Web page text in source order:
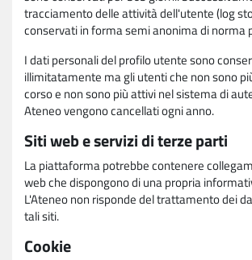
tracciamento delle attività dell'utente (log
conservati in forma semi anonima di norma
I dati personali del profilo utente sono
illimitatamente ma gli utenti che non sono
corso e non sono più attivi nel sistema di
Ateneo vengono cancellati ogni anno.
Siti web e servizi di terze parti
La piattaforma potrebbe contenere
web che dispongono di una propria
L'Ateneo non risponde del trattamento dei
tali siti.
Cookie